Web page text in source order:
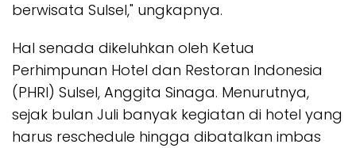
berwisata Sulsel," ungkapnya.
Hal senada dikeluhkan oleh Ketua
Perhimpunan Hotel dan Restoran Indonesia
(PHRI) Sulsel, Anggita Sinaga. Menurutnya,
sejak bulan Juli banyak kegiatan di hotel yang
harus reschedule hingga dibatalkan imbas